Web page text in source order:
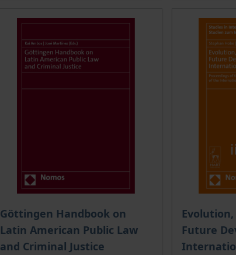
Göttingen Handbook on
Latin American Public Law
and Criminal Justice
Der Preis dieses Titels richtet sich nach der
Future
Der Preis